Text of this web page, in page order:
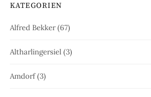
KATEGORIEN
Alfred Bekker(67)
Altharlingersiel (3)
Amdorf(3)